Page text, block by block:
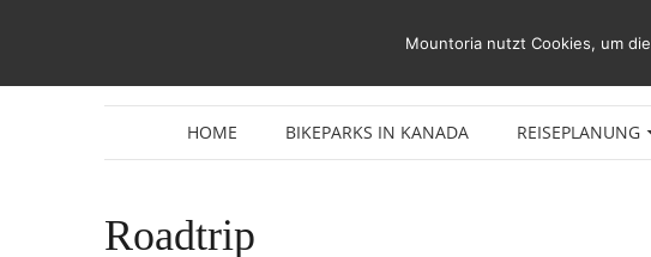
springen
HOME BIKEPARKS IN KANADA REISEPLANUNG
Roadtrip
Mountoria nutzt Cookies, um